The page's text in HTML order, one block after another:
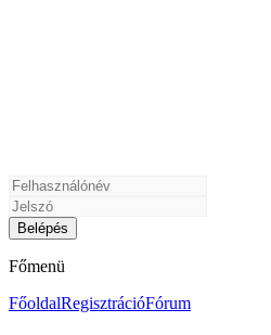
Főmenü
FőoldalRegisztrációFórum